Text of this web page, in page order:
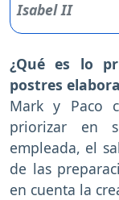
¿Qué es lo
postres
Mark y Paco
priorizar en
empleada, el
de las
en cuenta la